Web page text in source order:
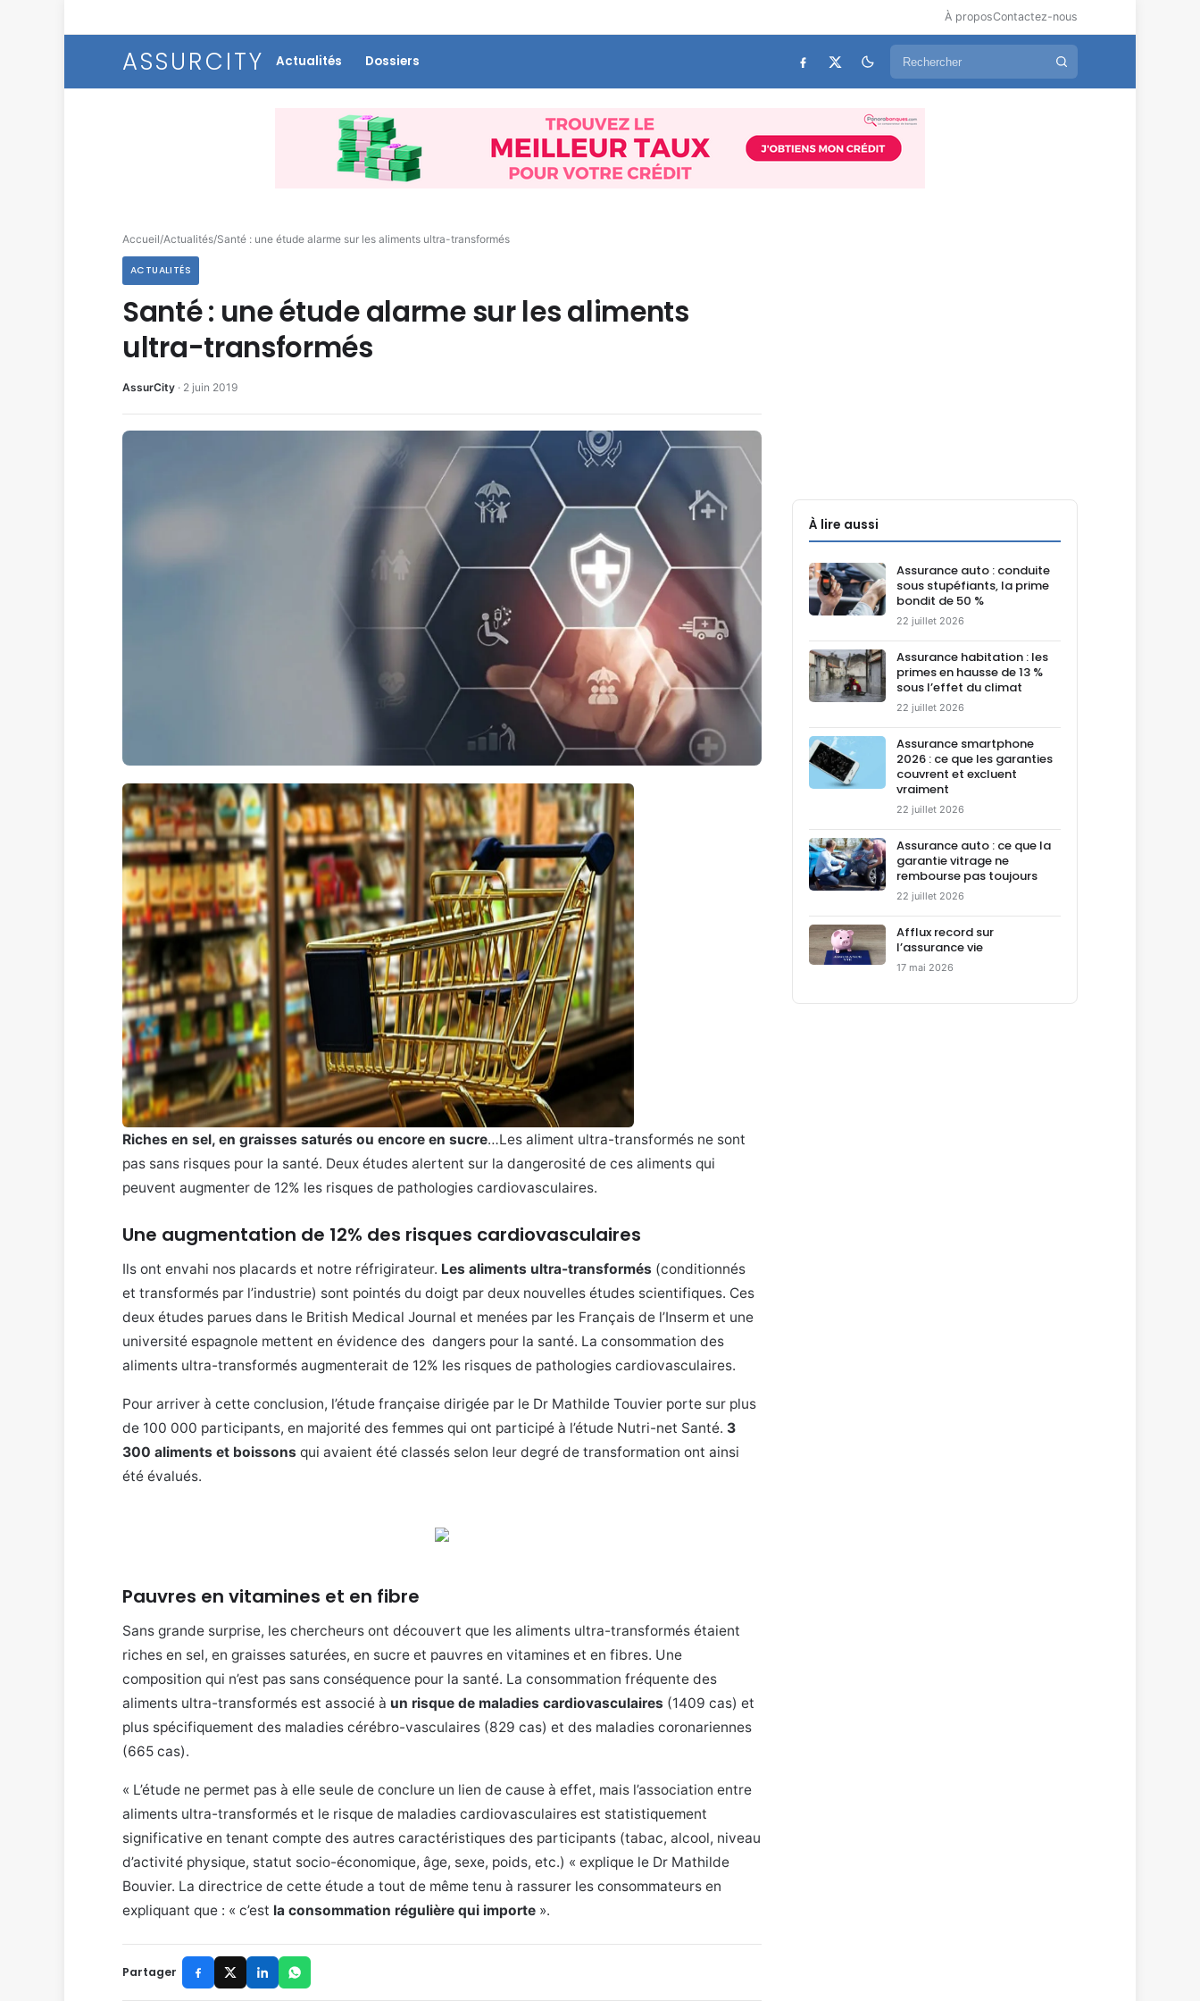
À proposContactez-nous
ASSURCITY Actualités Dossiers
Accueil/Actualités/Santé : une étude alarme sur les aliments ultra-transformés
ACTUALITÉS
Santé : une étude alarme sur les aliments
ultra-transformés
AssurCity · 2 juin 2019
Riches en sel, en graisses saturés ou encore en sucre…Les aliment ultra-transformés ne sont
pas sans risques pour la santé. Deux études alertent sur la dangerosité de ces aliments qui
peuvent augmenter de 12% les risques de pathologies cardiovasculaires.
Une augmentation de 12% des risques cardiovasculaires
Ils ont envahi nos placards et notre réfrigirateur. Les aliments ultra-transformés (conditionnés
et transformés par l’industrie) sont pointés du doigt par deux nouvelles études scientifiques. Ces
deux études parues dans le British Medical Journal et menées par les Français de l’Inserm et une
université espagnole mettent en évidence des dangers pour la santé. La consommation des
aliments ultra-transformés augmenterait de 12% les risques de pathologies cardiovasculaires.
Pour arriver à cette conclusion, l’étude française dirigée par le Dr Mathilde Touvier porte sur plus
de 100 000 participants, en majorité des femmes qui ont participé à l’étude Nutri-net Santé. 3
300 aliments et boissons qui avaient été classés selon leur degré de transformation ont ainsi
été évalués.
Pauvres en vitamines et en fibre
Sans grande surprise, les chercheurs ont découvert que les aliments ultra-transformés étaient
riches en sel, en graisses saturées, en sucre et pauvres en vitamines et en fibres. Une
composition qui n’est pas sans conséquence pour la santé. La consommation fréquente des
aliments ultra-transformés est associé à un risque de maladies cardiovasculaires (1409 cas) et
plus spécifiquement des maladies cérébro-vasculaires (829 cas) et des maladies coronariennes
(665 cas).
« L’étude ne permet pas à elle seule de conclure un lien de cause à effet, mais l’association entre
aliments ultra-transformés et le risque de maladies cardiovasculaires est statistiquement
significative en tenant compte des autres caractéristiques des participants (tabac, alcool, niveau
d’activité physique, statut socio-économique, âge, sexe, poids, etc.) « explique le Dr Mathilde
Bouvier. La directrice de cette étude a tout de même tenu à rassurer les consommateurs en
expliquant que : « c’est la consommation régulière qui importe ».
Partager
À lire aussi
Assurance auto : conduite
sous stupéfiants, la prime
bondit de 50 %
22 juillet 2026
Assurance habitation : les
primes en hausse de 13 %
sous l’effet du climat
22 juillet 2026
Assurance smartphone
2026 : ce que les garanties
couvrent et excluent
vraiment
22 juillet 2026
Assurance auto : ce que la
garantie vitrage ne
rembourse pas toujours
22 juillet 2026
Afflux record sur
l’assurance vie
17 mai 2026